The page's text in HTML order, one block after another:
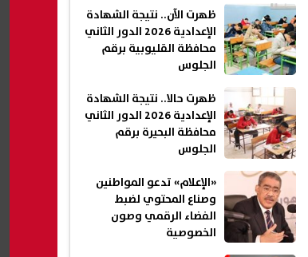
ظهرت الآن.. نتيجة الشهادة
الإعدادية 2026 الدور الثاني
محافظة القليوبية برقم
الجلوس
ظهرت حالا.. نتيجة الشهادة
الإعدادية 2026 الدور الثاني
محافظة البحيرة برقم
الجلوس
«الإعلام» تدعو المواطنين
وصناع المحتوي لضبط
الفضاء الرقمي وصون
الخصوصية